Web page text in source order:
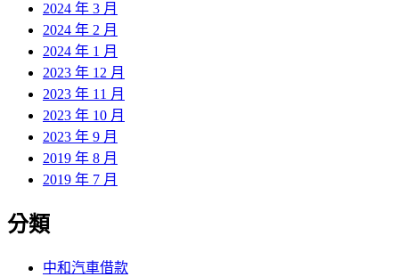
2024 年 3 月
2024 年 2 月
2024 年 1 月
2023 年 12 月
2023 年 11 月
2023 年 10 月
2023 年 9 月
2019 年 8 月
2019 年 7 月
分類
中和汽車借款